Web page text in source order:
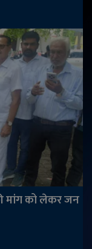
मांग को लेकर जन